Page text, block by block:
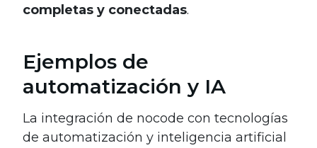
completas y conectadas.
Ejemplos de
automatización y IA
La integración de nocode con tecnologías
de automatización y inteligencia artificial